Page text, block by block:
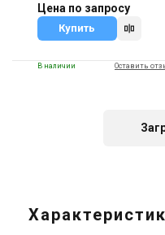
Цена по запросу
Купить
В наличии Оставить
Цена
14 120 грн